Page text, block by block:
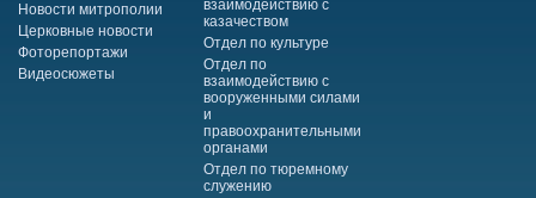
Новости митрополии
Церковные новости
Фоторепортажи
Видеосюжеты
взаимодействию с
казачеством
Отдел по культуре
Отдел по
взаимодействию с
вооруженными силами
и
правоохранительными
органами
Отдел по тюремному
служению